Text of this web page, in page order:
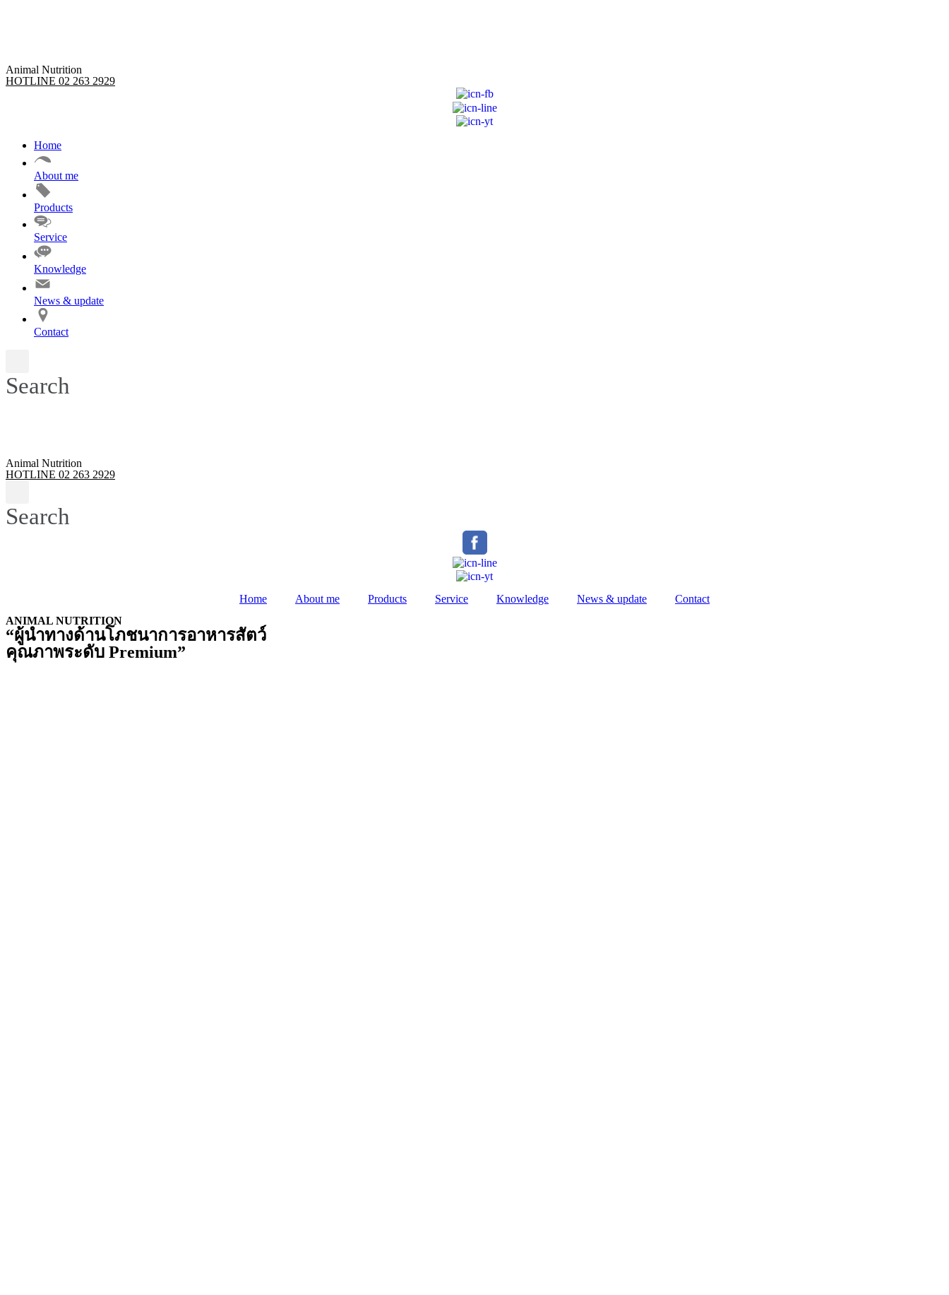
Animal Nutrition
HOTLINE 02 263 2929
Home
About me
Products
Service
Knowledge
News & update
Contact
Search
Animal Nutrition
HOTLINE 02 263 2929
Search
Home About me Products Service Knowledge News & update
Contact
ANIMAL NUTRITION
“ผู้นำทางด้านโภชนาการอาหารสัตว์
คุณภาพระดับ Premium”